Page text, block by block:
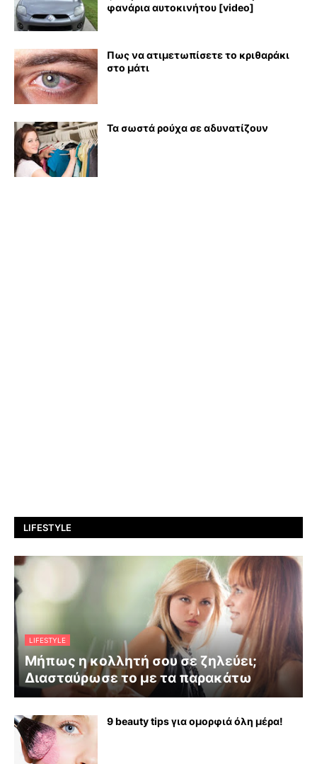
φανάρια αυτοκινήτου [video]
Πως να ατιμετωπίσετε το κριθαράκι
στο μάτι
Τα σωστά ρούχα σε αδυνατίζουν
LIFESTYLE
LIFESTYLE
Μήπως η κολλητή σου σε ζηλεύει;
Διασταύρωσε το με τα παρακάτω
9 beauty tips για ομορφιά όλη μέρα!